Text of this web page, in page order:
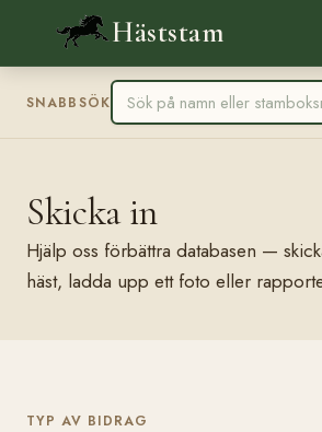
Häststam
SNABBSÖK
Skicka in
Hjälp oss förbättra databasen —
häst, ladda upp ett foto eller
TYP AV BIDRAG